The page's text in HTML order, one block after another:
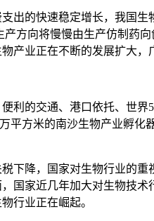
出的快速稳定增长，我国
方向将慢慢由生产仿制药
产业正在不断的发展扩大
利的交通、港口依托、世
平方米的南沙生物产业孵
下降，国家对生物行业的
国家近几年加大对生物技
行业正在崛起。